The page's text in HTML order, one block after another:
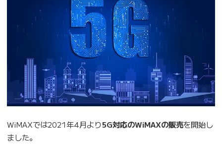
WiMAXでは2021年4月より5G対応のWiMAXの販売を開始し
ました。